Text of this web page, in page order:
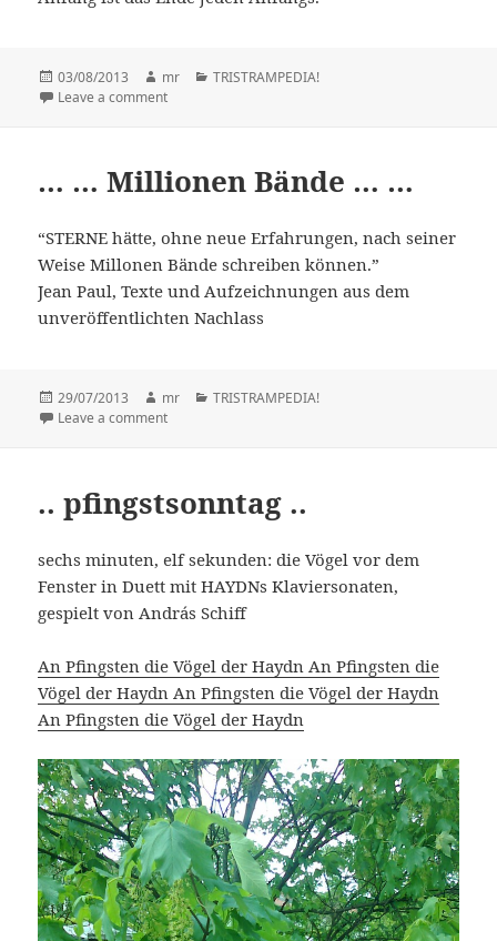
Posted
on
03/08/2013 Author
mr Categories
TRISTRAMPEDIA!
Leave a comment
… … Millionen Bände … …
“STERNE hätte, ohne neue Erfahrungen, nach seiner
Weise Millonen Bände schreiben können.”
Jean Paul, Texte und Aufzeichnungen aus dem
unveröffentlichten Nachlass
Posted
on
29/07/2013 Author
mr Categories
TRISTRAMPEDIA!
Leave a comment
.. pfingstsonntag ..
sechs minuten, elf sekunden: die Vögel vor dem
Fenster in Duett mit HAYDNs Klaviersonaten,
gespielt von András Schiff
An Pfingsten die Vögel der Haydn An Pfingsten die
Vögel der Haydn An Pfingsten die Vögel der Haydn
An Pfingsten die Vögel der Haydn